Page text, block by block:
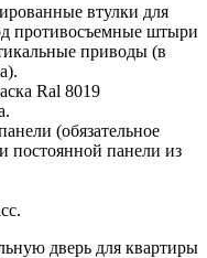
втулки для
противосъемные штыри
приводы (в
Ral 8019
(обязательное
постоянной панели из
дверь для квартиры